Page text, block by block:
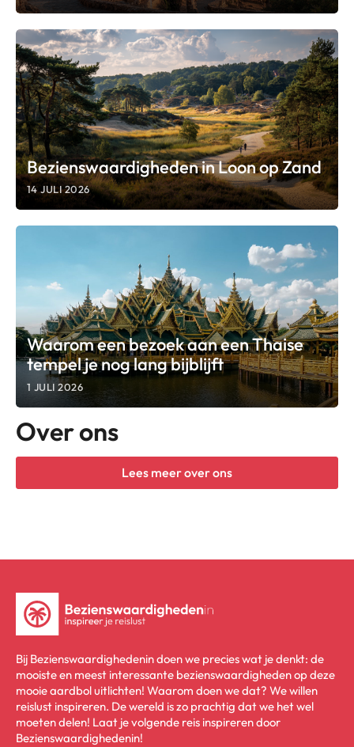
Bezienswaardigheden in Loon op Zand
14 JULI 2026
Waarom een bezoek aan een Thaise
tempel je nog lang bijblijft
1 JULI 2026
Over ons
Lees meer over ons
Bij Bezienswaardighedenin doen we precies wat je denkt: de
mooiste en meest interessante bezienswaardigheden op deze
mooie aardbol uitlichten! Waarom doen we dat? We willen
reislust inspireren. De wereld is zo prachtig dat we het wel
moeten delen! Laat je volgende reis inspireren door
Bezienswaardighedenin!